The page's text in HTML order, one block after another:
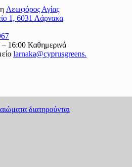
Λεωφόρος Αγίας
1, 6031 Λάρνακα
– 16:00 Καθημερινά
larnaka@cyprusgreens.
διατηρούνται